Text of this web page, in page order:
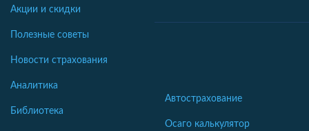
Акции и скидки
Полезные советы
Новости страхования
Аналитика
Библиотека
Автострахование
Осаго калькулятор